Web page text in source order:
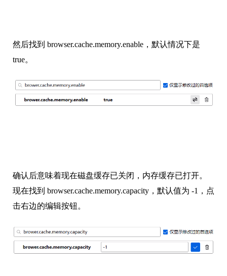
然后找到 browser.cache.memory.enable，默认情况下是
true。
确认后意味着现在磁盘缓存已关闭，内存缓存已打开。
现在找到 browser.cache.memory.capacity，默认值为 -1，点
击右边的编辑按钮。